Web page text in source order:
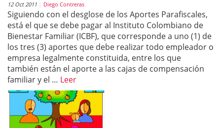
12 Oct 2011 Diego Contreras
Siguiendo con el desglose de los Aportes Parafiscales,
está el que se debe pagar al Instituto Colombiano de
Bienestar Familiar (ICBF), que corresponde a uno (1) de
los tres (3) aportes que debe realizar todo empleador o
empresa legalmente constituida, entre los que
también están el aporte a las cajas de compensación
familiar y el … Leer